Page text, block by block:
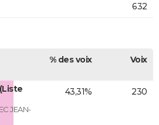
632
% des voix Voix
JEAN-
43,31% 230